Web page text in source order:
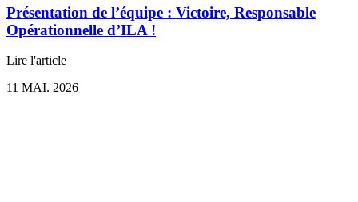
Présentation de l’équipe : Victoire, Responsable
Opérationnelle d’ILA !
Lire l'article
11 MAI. 2026